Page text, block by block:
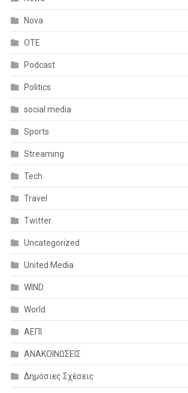
Nova
OTE
Podcast
Politics
social media
Sports
Streaming
Tech
Travel
Twitter
Uncategorized
United Media
WIND
World
ΑΕΠΙ
ΑΝΑΚΟΙΝΩΣΕΙΣ
Δημόσιες Σχέσεις